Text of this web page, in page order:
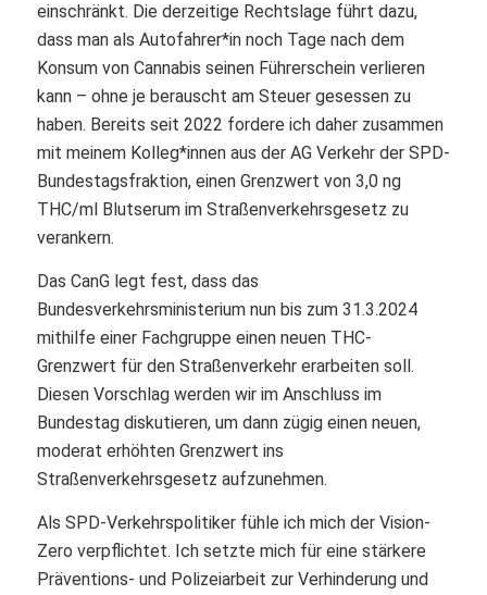
einschränkt. Die derzeitige Rechtslage führt dazu,
dass man als Autofahrer*in noch Tage nach dem
Konsum von Cannabis seinen Führerschein verlieren
kann – ohne je berauscht am Steuer gesessen zu
haben. Bereits seit 2022 fordere ich daher zusammen
mit meinem Kolleg*innen aus der AG Verkehr der SPD-
Bundestagsfraktion, einen Grenzwert von 3,0 ng
THC/ml Blutserum im Straßenverkehrsgesetz zu
verankern.
Das CanG legt fest, dass das
Bundesverkehrsministerium nun bis zum 31.3.2024
mithilfe einer Fachgruppe einen neuen THC-
Grenzwert für den Straßenverkehr erarbeiten soll.
Diesen Vorschlag werden wir im Anschluss im
Bundestag diskutieren, um dann zügig einen neuen,
moderat erhöhten Grenzwert ins
Straßenverkehrsgesetz aufzunehmen.
Als SPD-Verkehrspolitiker fühle ich mich der Vision-
Zero verpflichtet. Ich setzte mich für eine stärkere
Präventions- und Polizeiarbeit zur Verhinderung und